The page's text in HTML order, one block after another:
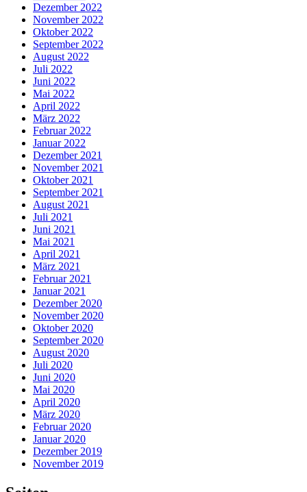
Dezember 2022
November 2022
Oktober 2022
September 2022
August 2022
Juli 2022
Juni 2022
Mai 2022
April 2022
März 2022
Februar 2022
Januar 2022
Dezember 2021
November 2021
Oktober 2021
September 2021
August 2021
Juli 2021
Juni 2021
Mai 2021
April 2021
März 2021
Februar 2021
Januar 2021
Dezember 2020
November 2020
Oktober 2020
September 2020
August 2020
Juli 2020
Juni 2020
Mai 2020
April 2020
März 2020
Februar 2020
Januar 2020
Dezember 2019
November 2019